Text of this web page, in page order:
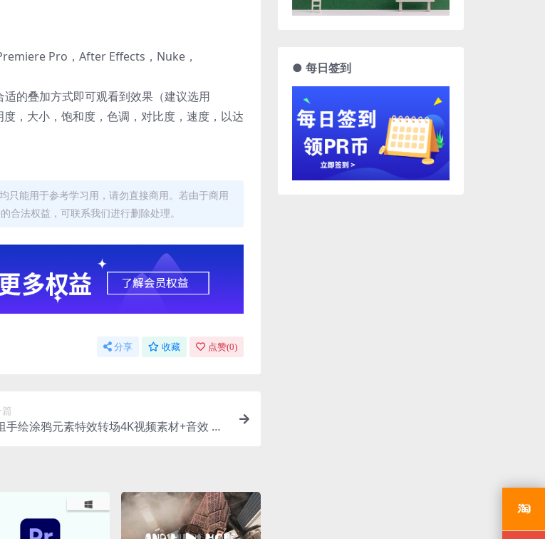
Pro，After Effects，Nuke，
的叠加方式即可观看到效果（建议选用
，大小，饱和度，色调，对比度，速度，以达
只能用于参考学习用，请勿直接商用。若由于商用
合法权益，可联系我们进行删除处理。
分享 收藏 点赞(0)
手绘涂鸦元素特效转场4K视频素材+音效 Mi
● 每日签到